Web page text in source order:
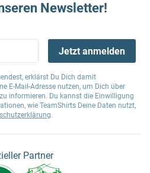
Newsletter!
Jetzt anmelden
erklärst Du Dich damit
E-Mail-Adresse nutzen, um Dich über
informieren. Du kannst die Einwilligung
wie TeamShirts Deine Daten nutzt,
.
Partner